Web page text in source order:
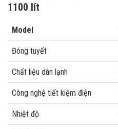
1100 lít
Model
Đóng tuyết
Chất liệu dàn lạnh
Công nghệ tiết kiệm điện
Nhiệt độ